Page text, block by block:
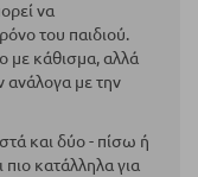
να
του παιδιού.
με κάθισμα, αλλά
ανάλογα με την
και δύο - πίσω ή
πιο κατάλληλα για